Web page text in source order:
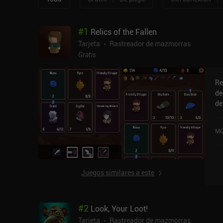
#1 Relics of the Fallen
Tarjeta
Rastreador de mazmorras
Gratis
Juegos similares a este
#2 Look, Your Loot!
Tarjeta Rastreador de mazmorras